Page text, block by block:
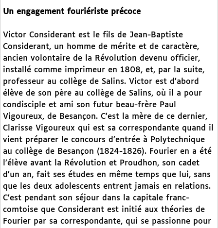
Un engagement fouriériste précoce
Victor Considerant est le fils de Jean-Baptiste
Considerant, un homme de mérite et de caractère,
ancien volontaire de la Révolution devenu officier,
installé comme imprimeur en 1808, et, par la suite,
professeur au collège de Salins. Victor est d’abord
élève de son père au collège de Salins, où il a pour
condisciple et ami son futur beau-frère Paul
Vigoureux, de Besançon. C’est la mère de ce dernier,
Clarisse Vigoureux qui est sa correspondante quand il
vient préparer le concours d’entrée à Polytechnique
au collège de Besançon (1824-1826). Fourier en a été
l’élève avant la Révolution et Proudhon, son cadet
d’un an, fait ses études en même temps que lui, sans
que les deux adolescents entrent jamais en relations.
C’est pendant son séjour dans la capitale franc-
comtoise que Considerant est initié aux théories de
Fourier par sa correspondante, qui se passionne pour